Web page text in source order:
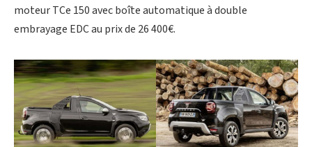
moteur TCe 150 avec boîte automatique à double
embrayage EDC au prix de 26 400€.